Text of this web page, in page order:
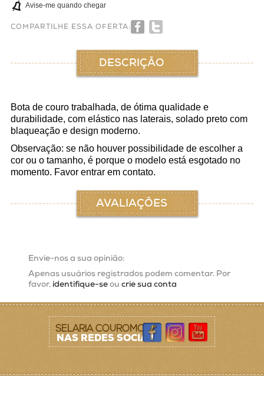
Avise-me quando chegar
COMPARTILHE ESSA OFERTA:
DESCRIÇÃO
Bota de couro trabalhada, de ótima qualidade e
durabilidade, com elástico nas laterais, solado preto com
blaqueação e design moderno.
Observação: se não houver possibilidade de escolher a
cor ou o tamanho, é porque o modelo está esgotado no
momento. Favor entrar em contato.
AVALIAÇÕES
Envie-nos a sua opinião:
Apenas usuários registrados podem comentar. Por
favor, identifique-seou crie sua conta
SELARIA COUROMODA
NAS REDES SOCIAIS